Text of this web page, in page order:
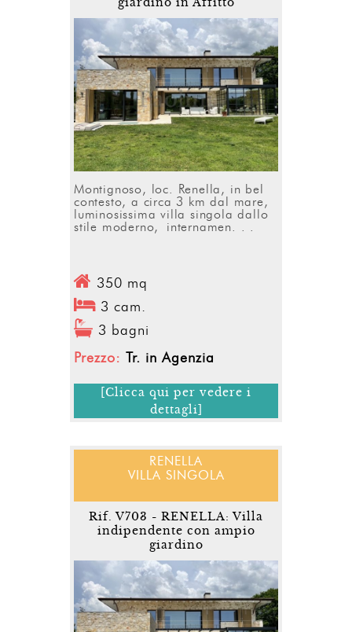
Montignoso, loc. Renella, in bel
contesto, a circa 3 km dal mare,
luminosissima villa singola dallo
stile moderno, internamen. . .
350 mq
3 cam.
3 bagni
Prezzo: Tr. in Agenzia
[Clicca qui per vedere i
dettagli]
RENELLA
VILLA SINGOLA
Rif. V703 - RENELLA: Villa
indipendente con ampio
giardino